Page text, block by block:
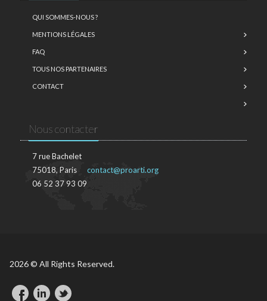
QUI SOMMES-NOUS ?
MENTIONS LÉGALES
FAQ
TOUS NOS PARTENAIRES
CONTACT
Nous contacter
7 rue Bachelet
75018, Paris
06 52 37 93 09
contact@proarti.org
2026 © All Rights Reserved.